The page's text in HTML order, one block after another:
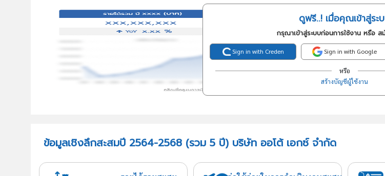
ดูฟรี..! เมื่อคุณเข้าสู่ระ
กรุณาเข้าสู่ระบบก่อนการใช้งาน หรือ ส
Sign in with Creden Sign in with Google
หรือ
สร้างบัญชีผู้ใช้งาน
ข้อมูลเชิงลึกสะสมปี 2564-2568 (รวม 5 ปี) บริษัท ออโต้ เอกซ์ จำกัด